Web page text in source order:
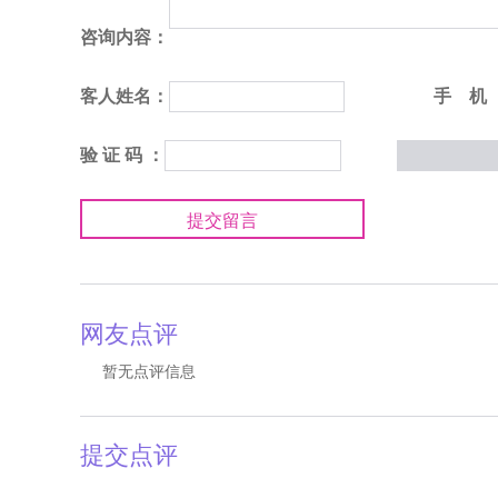
咨询内容：
客人姓名： 手 机
验 证 码 ：
提交留言
网友点评
暂无点评信息
提交点评